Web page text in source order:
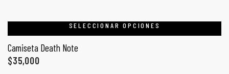
SELECCIONAR OPCIONES
Camiseta Death Note
$35,000